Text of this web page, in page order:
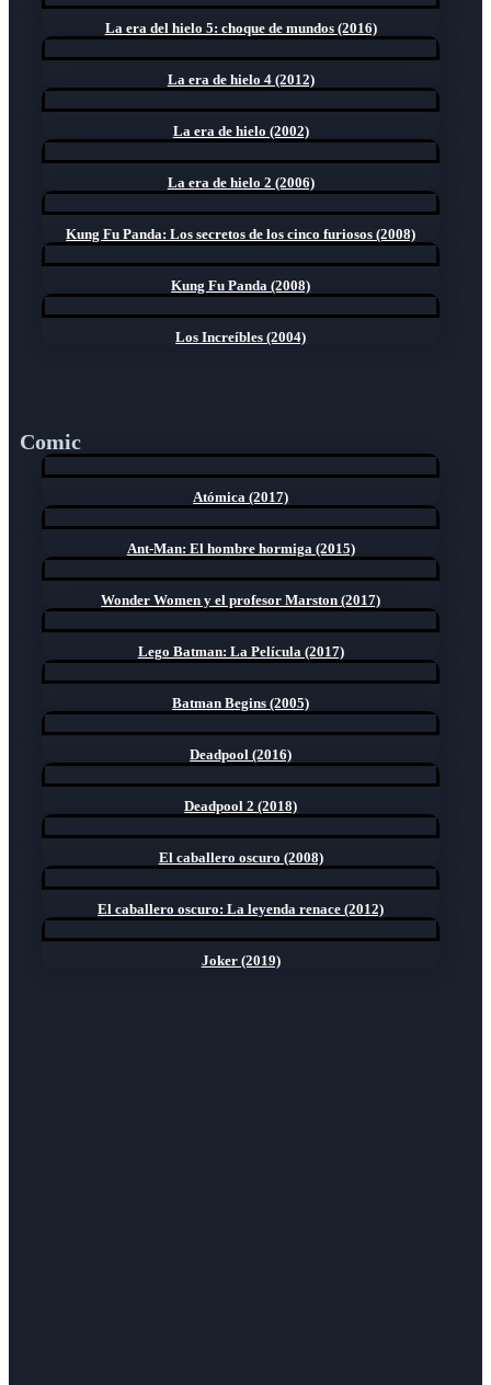
La era del hielo 5: choque de mundos (2016)
La era de hielo 4 (2012)
La era de hielo (2002)
La era de hielo 2 (2006)
Kung Fu Panda: Los secretos de los cinco furiosos (2008)
Kung Fu Panda (2008)
Los Increíbles (2004)
Comic
Atómica (2017)
Ant-Man: El hombre hormiga (2015)
Wonder Women y el profesor Marston (2017)
Lego Batman: La Película (2017)
Batman Begins (2005)
Deadpool (2016)
Deadpool 2 (2018)
El caballero oscuro (2008)
El caballero oscuro: La leyenda renace (2012)
Joker (2019)